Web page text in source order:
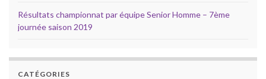
Résultats championnat par équipe Senior Homme – 7ème
journée saison 2019
CATÉGORIES